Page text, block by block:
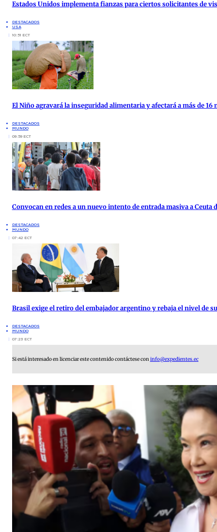
Estados Unidos implementa fianzas para ciertos solicitantes de
DESTACADOS
USA
10:51 ECT
El Niño agravará la inseguridad alimentaria y afectará a más de
DESTACADOS
MUNDO
09:59 ECT
Convocan en redes a un nuevo intento de entrada masiva a Ceuta
DESTACADOS
MUNDO
07:42 ECT
Brasil exige el retiro del embajador argentino y rebaja el nivel de
DESTACADOS
MUNDO
07:23 ECT
Si está interesado en licenciar este contenido contáctese coninfo@expedientes.ec